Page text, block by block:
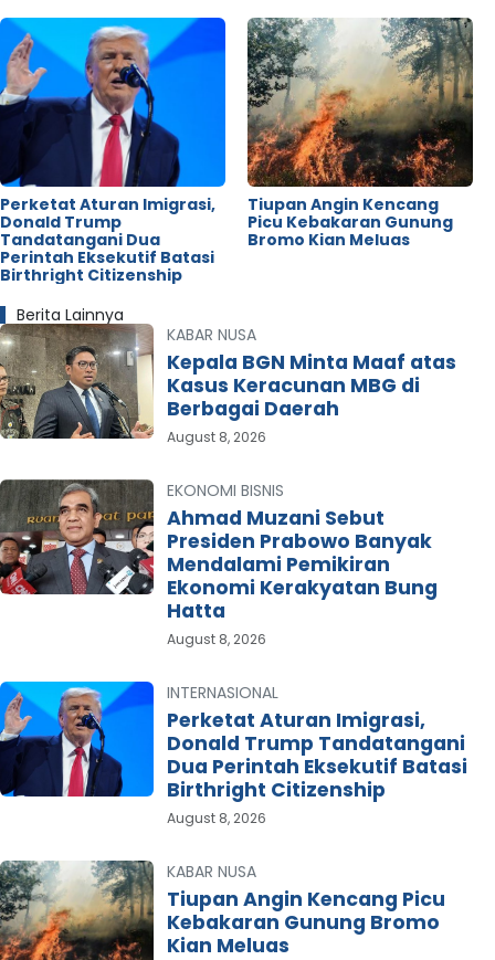
Perketat Aturan Imigrasi,
Donald Trump
Tandatangani Dua
Perintah Eksekutif Batasi
Birthright Citizenship
Tiupan Angin Kencang
Picu Kebakaran Gunung
Bromo Kian Meluas
Berita Lainnya
KABAR NUSA
Kepala BGN Minta Maaf atas
Kasus Keracunan MBG di
Berbagai Daerah
August 8, 2026
EKONOMI BISNIS
Ahmad Muzani Sebut
Presiden Prabowo Banyak
Mendalami Pemikiran
Ekonomi Kerakyatan Bung
Hatta
August 8, 2026
INTERNASIONAL
Perketat Aturan Imigrasi,
Donald Trump Tandatangani
Dua Perintah Eksekutif Batasi
Birthright Citizenship
August 8, 2026
KABAR NUSA
Tiupan Angin Kencang Picu
Kebakaran Gunung Bromo
Kian Meluas